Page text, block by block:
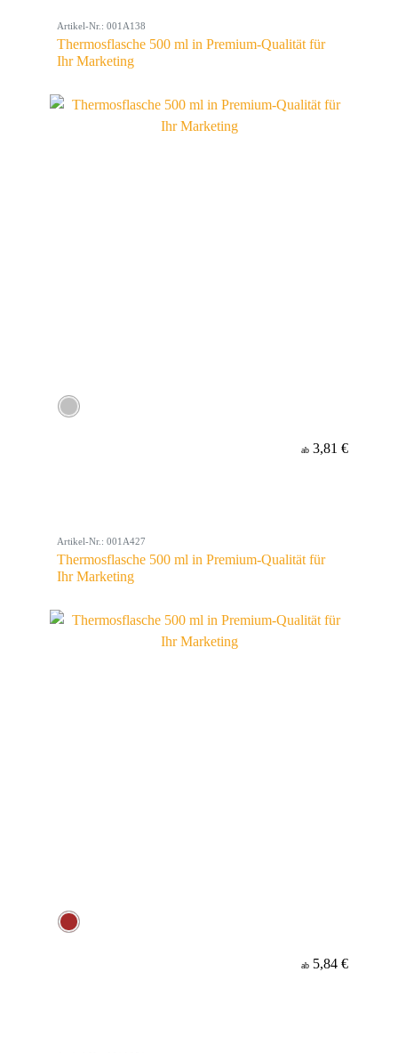
Artikel-Nr.: 001A138
Thermosflasche 500 ml in Premium-Qualität für
Ihr Marketing
ab 3,81 €
Artikel-Nr.: 001A427
Thermosflasche 500 ml in Premium-Qualität für
Ihr Marketing
ab 5,84 €